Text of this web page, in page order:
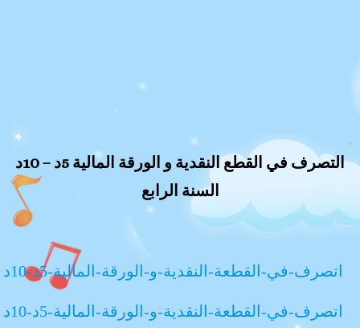
التصرف في القطع النقدية و الورقة المالية 5د – 10د
السنة الرابع
اتصرف-في-القطعة-النقدية-و-الورقة-المالية-5د-10د
اتصرف-في-القطعة-النقدية-و-الورقة-المالية-5د-10د